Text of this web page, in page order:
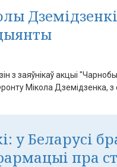
Дземідзенкі
з заяўнікаў акцыі
Мікола Дземідзенка, з
у Беларусі
пра